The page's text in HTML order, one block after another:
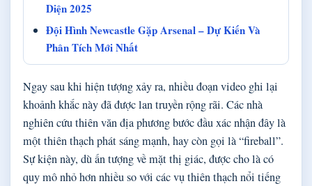
Diện 2025
Đội Hình Newcastle Gặp Arsenal – Dự Kiến Và
Phân Tích Mới Nhất
Ngay sau khi hiện tượng xảy ra, nhiều đoạn video ghi lại
khoảnh khắc này đã được lan truyền rộng rãi. Các nhà
nghiên cứu thiên văn địa phương bước đầu xác nhận đây là
một thiên thạch phát sáng mạnh, hay còn gọi là “fireball”.
Sự kiện này, dù ấn tượng về mặt thị giác, được cho là có
quy mô nhỏ hơn nhiều so với các vụ thiên thạch nổi tiếng